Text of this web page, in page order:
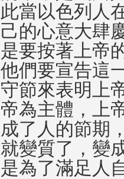
此當以色列人
己的心意大肆
是要按著上帝
他們要宣告這
守節來表明上
帝為主體，上
成了人的節期
就變質了，變
是為了滿足人